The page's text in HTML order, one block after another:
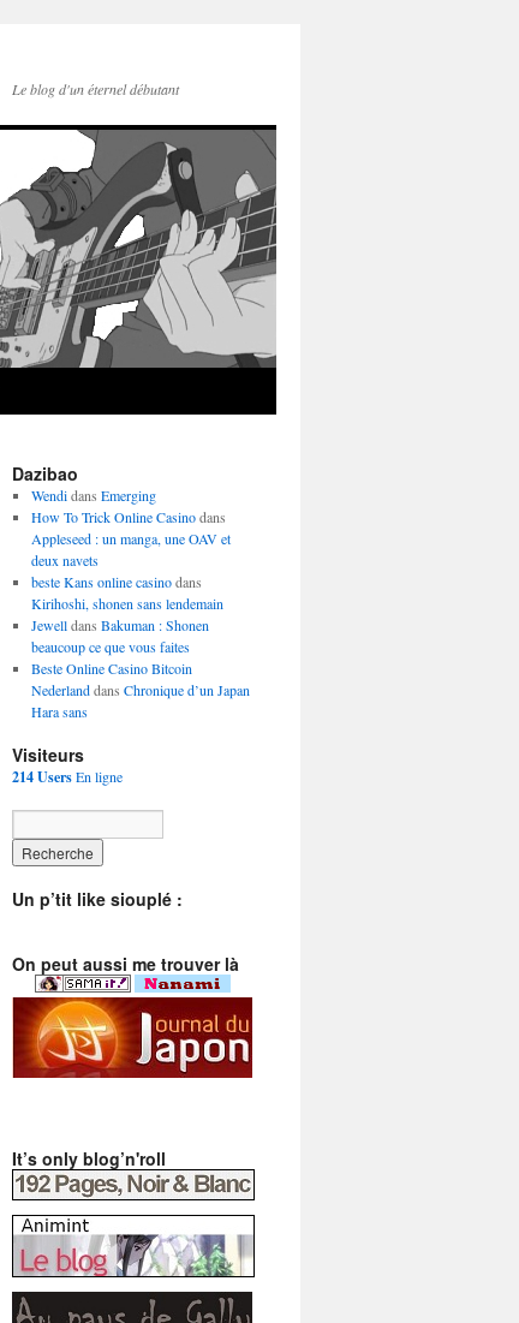
Le blog d'un éternel débutant
Dazibao
Wendidans Emerging
How To Trick Online Casinodans
Appleseed : un manga, une OAV et
deux navets
beste Kans online casinodans
Kirihoshi, shonen sans lendemain
Jewelldans Bakuman : Shonen
beaucoup ce que vous faites
Beste Online Casino Bitcoin
Nederlanddans Chronique d’un Japan
Hara sans
Visiteurs
214 UsersEn ligne
Un p’tit like siouplé :
On peut aussi me trouver là
It’s only blog’n'roll